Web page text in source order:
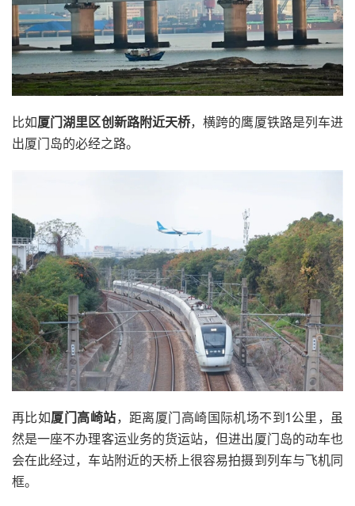
比如厦门湖里区创新路附近天桥，横跨的鹰厦铁路是列车进
出厦门岛的必经之路。
再比如厦门高崎站，距离厦门高崎国际机场不到1公里，虽
然是一座不办理客运业务的货运站，但进出厦门岛的动车也
会在此经过，车站附近的天桥上很容易拍摄到列车与飞机同
框。